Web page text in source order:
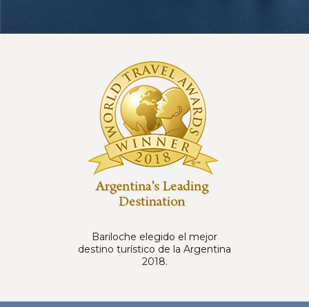
Bariloche elegido el mejor
destino turístico de la Argentina
2018.